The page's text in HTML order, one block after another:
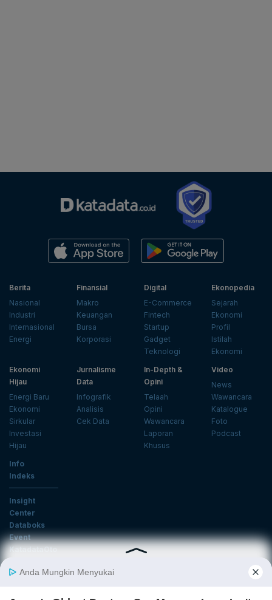
Berita
Nasional
Industri
Internasional
Energi
Finansial
Makro
Keuangan
Bursa
Korporasi
Digital
E-Commerce
Fintech
Startup
Gadget
Teknologi
Ekonopedia
Sejarah
Ekonomi
Profil
Istilah
Ekonomi
Ekonomi
Hijau
Energi Baru
Ekonomi
Sirkular
Investasi
Hijau
Jurnalisme
Data
Infografik
Analisis
Cek Data
In-Depth &
Opini
Telaah
Opini
Wawancara
Laporan
Khusus
Video
News
Wawancara
Katalogue
Foto
Podcast
Info
Indeks
Insight
Center
Databoks
Event
KatadataOto